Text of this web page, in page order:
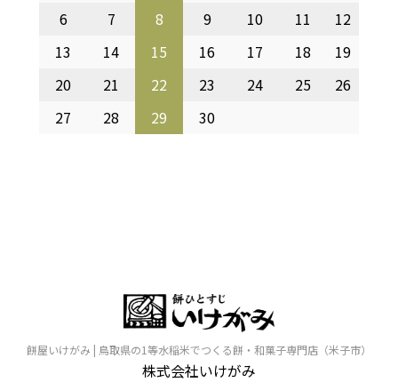
6
7 8 9 10 11
12
13
14 15 16 17 18
19
20
21 22 23 24 25
26
27
28 29 30
餅屋いけがみ | 鳥取県の1等水稲米でつくる餅・和菓子専門店（米子市）
株式会社いけがみ